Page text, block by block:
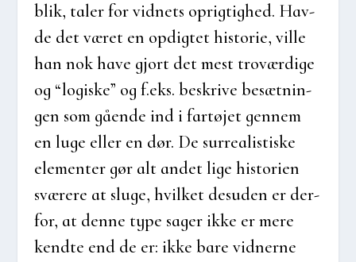
blik, taler for vid­nets oprig­tig­hed. Hav­
de det været en opdig­tet histo­rie, vil­le
han nok have gjort det mest tro­vær­di­ge
og “logi­ske” og f.eks. beskri­ve besæt­nin­
gen som gåen­de ind i far­tø­jet gen­nem
en luge eller en dør. De sur­re­a­li­sti­ske
ele­men­ter gør alt andet lige histo­ri­en
svæ­re­re at slu­ge, hvil­ket des­u­den er der­
for, at den­ne type sager ikke er mere
kend­te end de er: ikke bare vid­ner­ne